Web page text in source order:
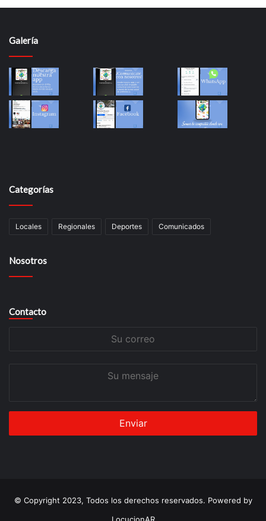
Galería
Categorías
Locales Regionales Deportes Comunicados
Nosotros
Contacto
© Copyright 2023, Todos los derechos reservados. Powered by